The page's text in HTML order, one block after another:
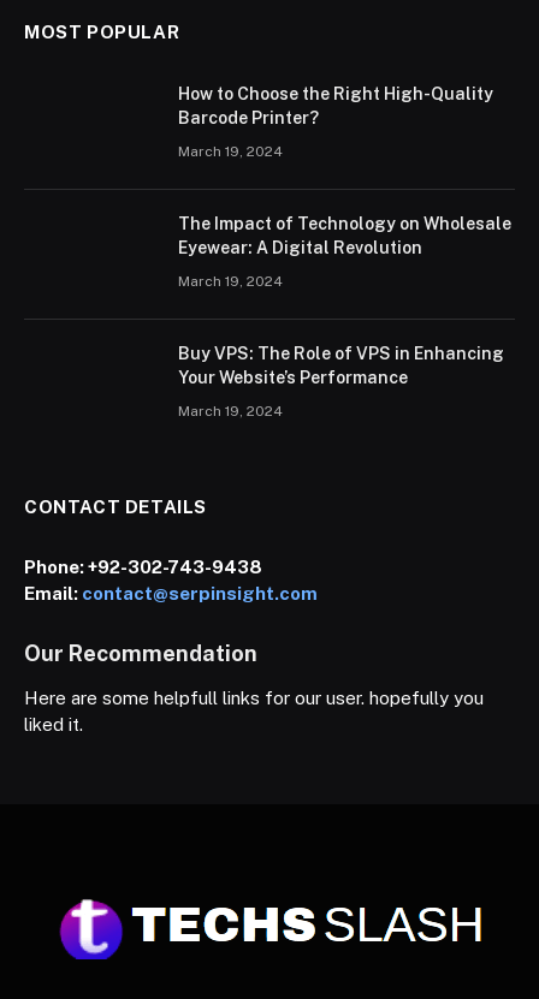
MOST POPULAR
How to Choose the Right High-Quality
Barcode Printer?
March 19, 2024
The Impact of Technology on Wholesale
Eyewear: A Digital Revolution
March 19, 2024
Buy VPS: The Role of VPS in Enhancing
Your Website’s Performance
March 19, 2024
CONTACT DETAILS
Phone:+92-302-743-9438
Email: contact@serpinsight.com
Our Recommendation
Here are some helpfull links for our user. hopefully you
liked it.